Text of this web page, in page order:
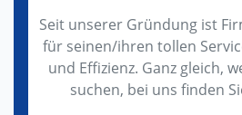
Seit unserer Gründung ist
für seinen/ihren tollen
und Effizienz. Ganz gleich,
suchen, bei uns finden